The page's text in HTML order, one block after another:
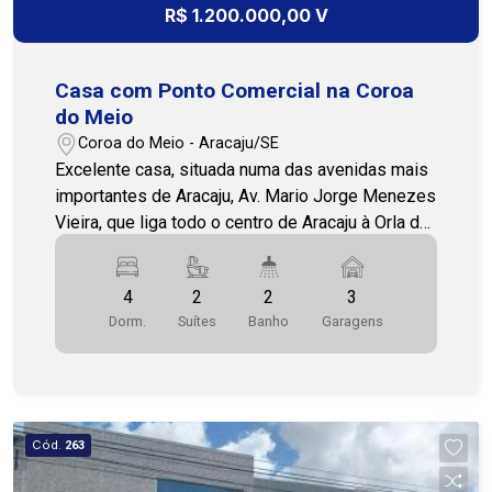
R$ 1.200.000,00 V
Casa com Ponto Comercial na Coroa
do Meio
Coroa do Meio - Aracaju/SE
Excelente casa, situada numa das avenidas mais
importantes de Aracaju, Av. Mario Jorge Menezes
Vieira, que liga todo o centro de Aracaju à Orla da
Atalaia e Coroa do Meio. O imóvel possui 2
pavimentos, térreo e pavimento superior, além de
contar com um ponto comercial e estacionamento
privativo para clientes. O imóvel é ideal para
clinicas, escolas, comércio e escritórios em
escolas, hospitais, bancos, farmácias, além da
belíssima Orla da Atalaia. O pavimento térreo é
composto de: - Hall de entrada; - 3 salas living,
4
Dorm.
2
Suítes
2
Banho
3
Garagens
Cód. 263